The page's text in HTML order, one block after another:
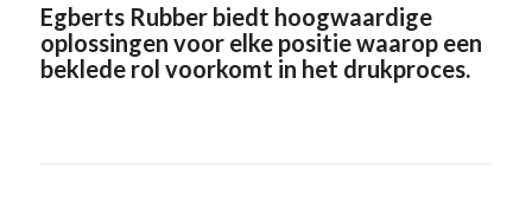
Egberts Rubber biedt hoogwaardige
oplossingen voor elke positie waarop een
beklede rol voorkomt in het drukproces.